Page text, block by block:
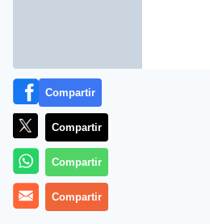
incrementar los méritos de la
postulación por la estatuilla …
Lea el artículo completo en
Compartir
Compartir
Compartir
Compartir